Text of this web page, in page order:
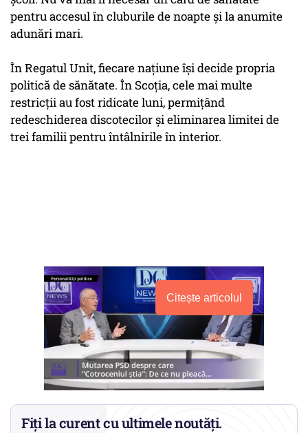
pentru accesul în cluburile de noapte şi la anumite
adunări mari.
În Regatul Unit, fiecare naţiune îşi decide propria
politică de sănătate. În Scoţia, cele mai multe
restricţii au fost ridicate luni, permiţând
redeschiderea discotecilor şi eliminarea limitei de
trei familii pentru întâlnirile în interior.
Citește articolul
Fiți la curent cu ultimele noutăți.